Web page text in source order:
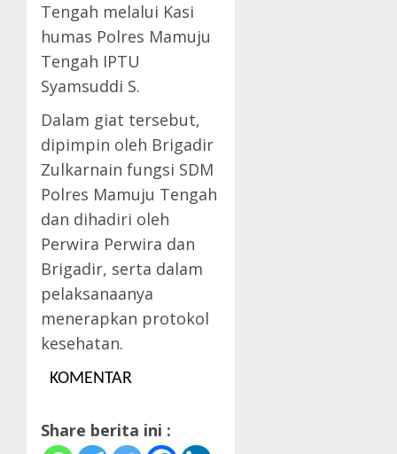
Tengah melalui Kasi
humas Polres Mamuju
Tengah IPTU
Syamsuddi S.
Dalam giat tersebut,
dipimpin oleh Brigadir
Zulkarnain fungsi SDM
Polres Mamuju Tengah
dan dihadiri oleh
Perwira Perwira dan
Brigadir, serta dalam
pelaksanaanya
menerapkan protokol
kesehatan.
KOMENTAR
Share berita ini :